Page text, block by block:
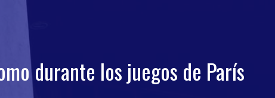
durante los juegos de París